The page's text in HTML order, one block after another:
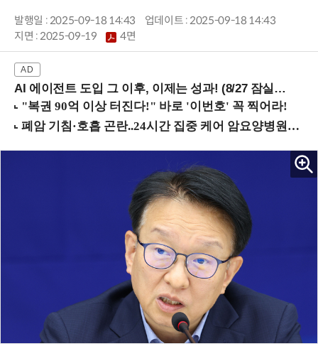
발행일 : 2025-09-18 14:43
업데이트 : 2025-09-18 14:43
지면 :2025-09-19 4면
AI 에이전트 도입 그 이후, 이제는 성과! (8/27 잠실역)